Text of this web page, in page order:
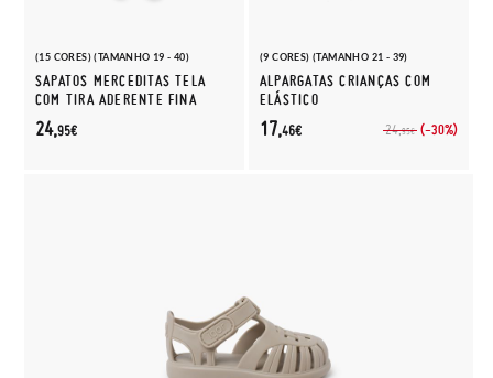
(15 CORES) (TAMANHO 19 - 40)
SAPATOS MERCEDITAS TELA
COM TIRA ADERENTE FINA
24,95€
(9 CORES) (TAMANHO 21 - 39)
ALPARGATAS CRIANÇAS COM
ELÁSTICO
24,95€ (-30%)
17,46€